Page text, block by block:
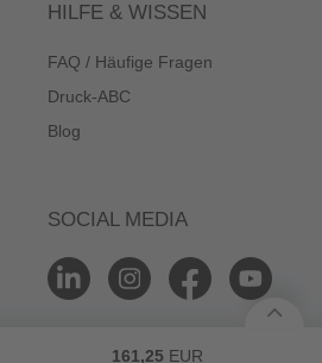
161,25 EUR
HILFE & WISSEN
FAQ / Häufige Fragen
Druck-ABC
Blog
SOCIAL MEDIA